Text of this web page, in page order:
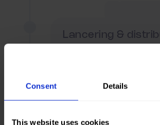
Consent Details
This website uses cookies
Lancering &
We adviseren over de
om je video effectief te